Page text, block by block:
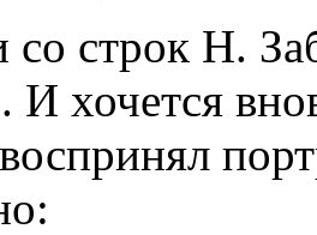
строк Н.
И хочется